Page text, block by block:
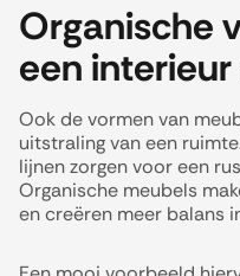
Organische
een
Ook de vormen van
uitstraling van een
lijnen zorgen voor een
Organische meubels
en creëren meer balans